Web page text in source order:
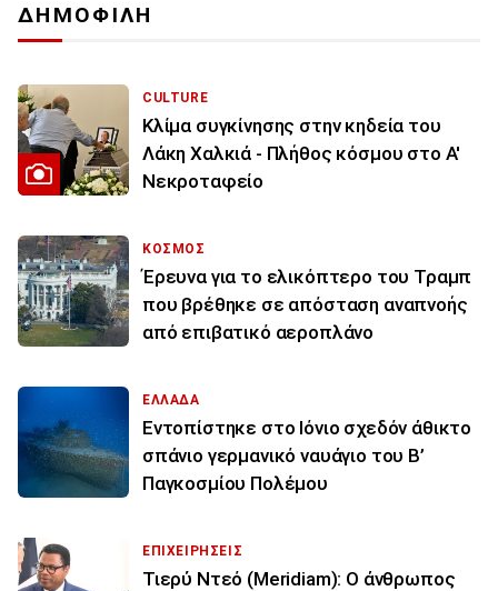
ΔΗΜΟΦΙΛΗ
CULTURE
Κλίμα συγκίνησης στην κηδεία του
Λάκη Χαλκιά - Πλήθος κόσμου στο Α'
Νεκροταφείο
ΚΟΣΜΟΣ
Έρευνα για το ελικόπτερο του Τραμπ
που βρέθηκε σε απόσταση αναπνοής
από επιβατικό αεροπλάνο
ΕΛΛΑΔΑ
Εντοπίστηκε στο Ιόνιο σχεδόν άθικτο
σπάνιο γερμανικό ναυάγιο του Β’
Παγκοσμίου Πολέμου
ΕΠΙΧΕΙΡΗΣΕΙΣ
Τιερύ Ντεό (Meridiam): Ο άνθρωπος